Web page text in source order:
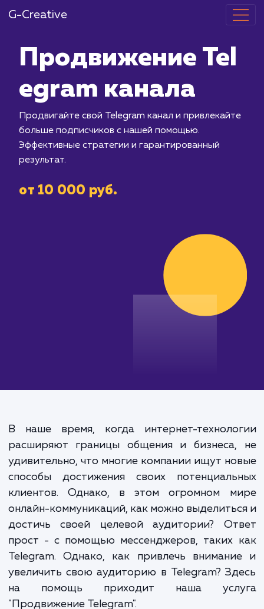
G-Creative
egram
Продвигайте свой Telegram канал и
больше подписчиков с нашей
Эффективные стратегии и
В наше время, когда интернет-
расширяют границы общения и
удивительно, что многие компании ищут
способы достижения своих
клиентов. Однако, в этом огромном
онлайн-коммуникаций, как можно
прост - с помощью мессенджеров, таких